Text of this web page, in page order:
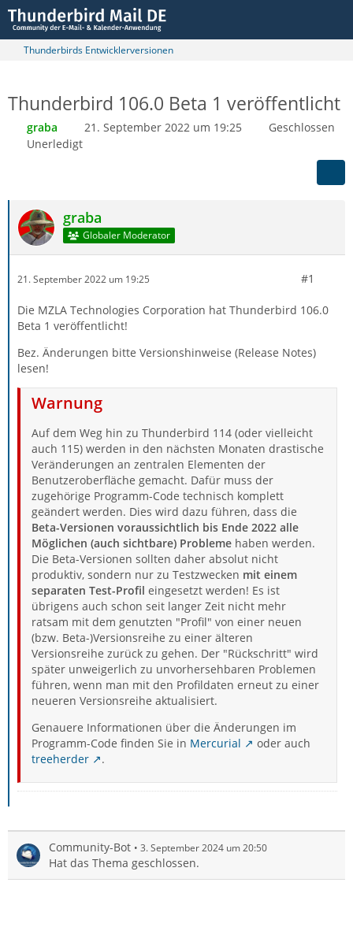
Thunderbirds Entwicklerversionen
Thunderbird 106.0 Beta 1 veröffentlicht
graba 21. September 2022 um 19:25
Geschlossen
Unerledigt
graba
Globaler Moderator
21. September 2022 um 19:25 #1
Die MZLA Technologies Corporation hat Thunderbird 106.0
Beta 1 veröffentlicht!
Bez. Änderungen bitte Versionshinweise (Release Notes)
lesen!
Warnung
Auf dem Weg hin zu Thunderbird 114 (oder vielleicht
auch 115) werden in den nächsten Monaten drastische
Veränderungen an zentralen Elementen der
Benutzeroberfläche gemacht. Dafür muss der
zugehörige Programm-Code technisch komplett
geändert werden. Dies wird dazu führen, dass die
Beta-Versionen voraussichtlich bis Ende 2022 alle
Möglichen (auch sichtbare) Probleme haben werden.
Die Beta-Versionen sollten daher absolut nicht
produktiv, sondern nur zu Testzwecken mit einem
separaten Test-Profil eingesetzt werden! Es ist
übrigens auch schon seit langer Zeit nicht mehr
ratsam mit dem genutzten "Profil" von einer neuen
(bzw. Beta-)Versionsreihe zu einer älteren
Versionsreihe zurück zu gehen. Der "Rückschritt" wird
später unweigerlich zu unvorhersehbaren Problemen
führen, wenn man mit den Profildaten erneut zu einer
neueren Versionsreihe aktualisiert.
Genauere Informationen über die Änderungen im
Programm-Code finden Sie in Mercurial
oder auch
treeherder
.
Community-Bot 3. September 2024 um 20:50
Hat das Thema geschlossen.